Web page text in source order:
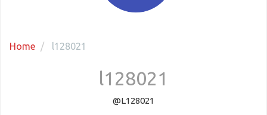
Home l128021
l128021
@L128021